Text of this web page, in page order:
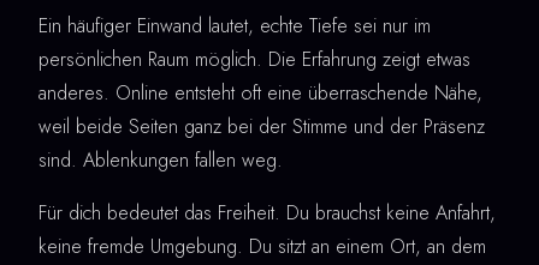
Ein häufiger Einwand lautet, echte Tiefe sei nur im
persönlichen Raum möglich. Die Erfahrung zeigt etwas
anderes. Online entsteht oft eine überraschende Nähe,
weil beide Seiten ganz bei der Stimme und der Präsenz
sind. Ablenkungen fallen weg.
Für dich bedeutet das Freiheit. Du brauchst keine Anfahrt,
keine fremde Umgebung. Du sitzt an einem Ort, an dem